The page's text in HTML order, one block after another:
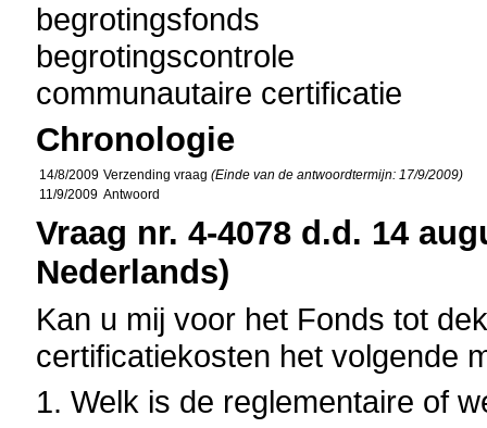
begrotingsfonds
begrotingscontrole
communautaire certificatie
Chronologie
14/8/2009 Verzending vraag(Einde van de antwoordtermijn: 17/9/2009)
11/9/2009 Antwoord
Vraag nr. 4-4078 d.d. 14
Nederlands)
Kan u mij voor het Fonds tot
certificatiekosten het volgende
1. Welk is de reglementaire of